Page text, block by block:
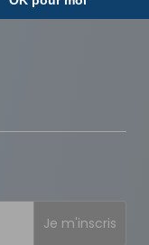
Je m'inscris